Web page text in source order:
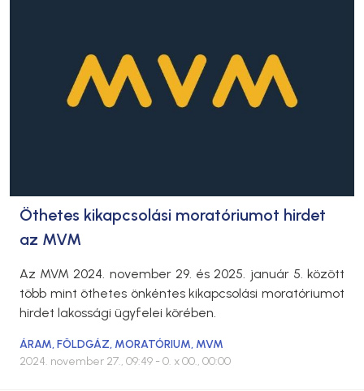
Öthetes kikapcsolási moratóriumot hirdet
az MVM
Az MVM 2024. november 29. és 2025. január 5. között
több mint öthetes önkéntes kikapcsolási moratóriumot
hirdet lakossági ügyfelei körében.
ÁRAM,FÖLDGÁZ, MORATÓRIUM, MVM
2024. november 27., 09:49 - 0. x 00., 00:00